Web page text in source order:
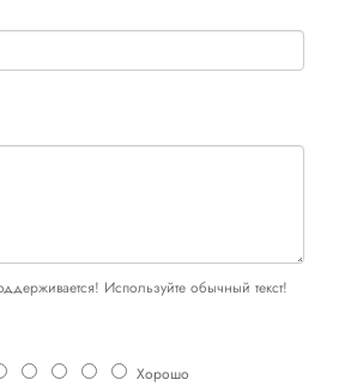
Используйте обычный текст!
Хорошо